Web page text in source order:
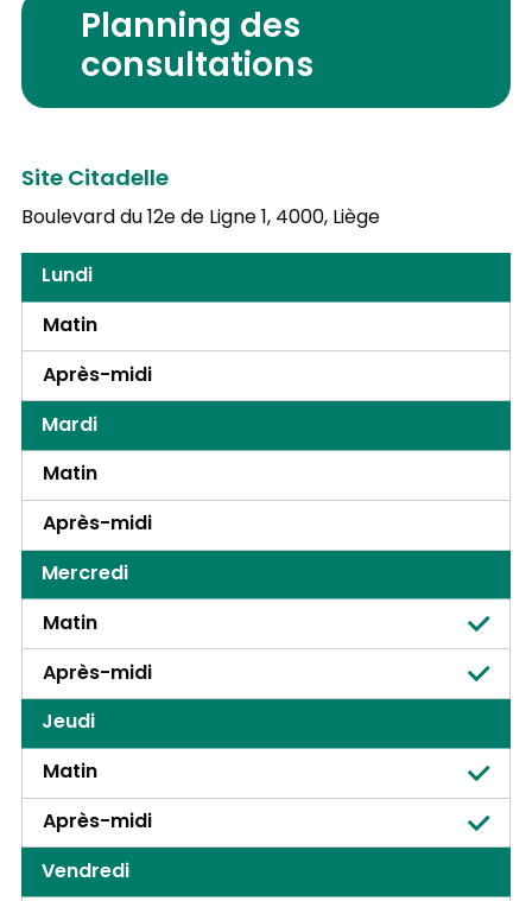
Planning des
consultations
Site Citadelle
Boulevard du 12e de Ligne 1,4000, Liège
Lundi
Matin
Après-midi
Mardi
Matin
Après-midi
Mercredi
Matin
Après-midi
Jeudi
Matin
Après-midi
Vendredi